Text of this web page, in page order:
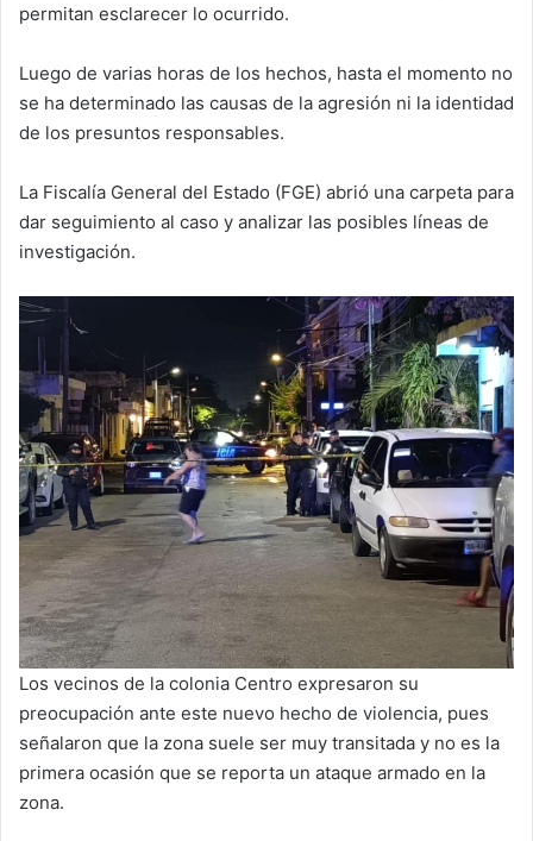
permitan esclarecer lo ocurrido.
Luego de varias horas de los hechos, hasta el momento no
se ha determinado las causas de la agresión ni la identidad
de los presuntos responsables.
La Fiscalía General del Estado (FGE) abrió una carpeta para
dar seguimiento al caso y analizar las posibles líneas de
investigación.
Los vecinos de la colonia Centro expresaron su
preocupación ante este nuevo hecho de violencia, pues
señalaron que la zona suele ser muy transitada y no es la
primera ocasión que se reporta un ataque armado en la
zona.